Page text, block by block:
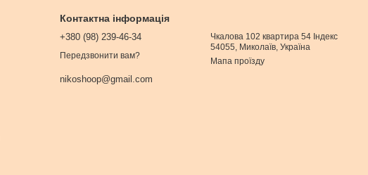
Контактна інформація
+380 (98) 239-46-34
Передзвонити вам?
nikoshoop@gmail.com
Чкалова 102 квартира 54 Індекс
54055, Миколаїв, Україна
Мапа проїзду